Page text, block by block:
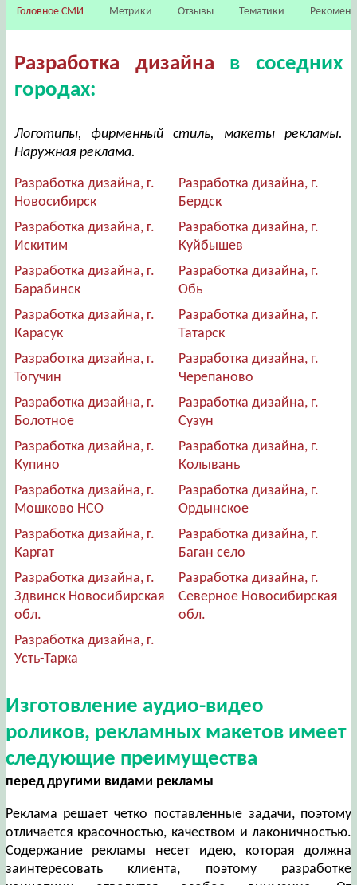
Головное СМИ Метрики Отзывы Тематики
Разработка дизайна в соседних
городах:
Логотипы, фирменный стиль, макеты рекламы.
Наружная реклама.
Разработка дизайна, г.
Новосибирск
Разработка дизайна, г.
Бердск
Разработка дизайна, г.
Искитим
Разработка дизайна, г.
Куйбышев
Разработка дизайна, г.
Барабинск
Разработка дизайна, г.
Обь
Разработка дизайна, г.
Карасук
Разработка дизайна, г.
Татарск
Разработка дизайна, г.
Тогучин
Разработка дизайна, г.
Черепаново
Разработка дизайна, г.
Болотное
Разработка дизайна, г.
Сузун
Разработка дизайна, г.
Купино
Разработка дизайна, г.
Колывань
Разработка дизайна, г.
Мошково НСО
Разработка дизайна, г.
Ордынское
Разработка дизайна, г.
Каргат
Разработка дизайна, г.
Баган село
Разработка дизайна, г.
Здвинск Новосибирская
обл.
Разработка дизайна, г.
Северное Новосибирская
обл.
Разработка дизайна, г.
Усть-Тарка
Изготовление аудио-видео
роликов, рекламных макетов имеет
следующие преимущества
перед другими видами рекламы
Реклама решает четко поставленные задачи, поэтому
отличается красочностью, качеством и лаконичностью.
Содержание рекламы несет идею, которая должна
заинтересовать клиента, поэтому разработке